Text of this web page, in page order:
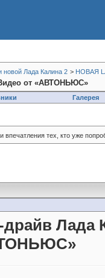
Лада Калина 2 > НОВАЯ
от «АВТОНЬЮС»
Галерея
впечатления тех, кто уже
драйв Лада